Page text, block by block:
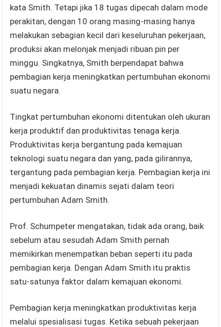
kata Smith. Tetapi jika 18 tugas dipecah dalam mode
perakitan, dengan 10 orang masing-masing hanya
melakukan sebagian kecil dari keseluruhan pekerjaan,
produksi akan melonjak menjadi ribuan pin per
minggu. Singkatnya, Smith berpendapat bahwa
pembagian kerja meningkatkan pertumbuhan ekonomi
suatu negara.
Tingkat pertumbuhan ekonomi ditentukan oleh ukuran
kerja produktif dan produktivitas tenaga kerja.
Produktivitas kerja bergantung pada kemajuan
teknologi suatu negara dan yang, pada gilirannya,
tergantung pada pembagian kerja. Pembagian kerja ini
menjadi kekuatan dinamis sejati dalam teori
pertumbuhan Adam Smith.
Prof. Schumpeter mengatakan, tidak ada orang, baik
sebelum atau sesudah Adam Smith pernah
memikirkan menempatkan beban seperti itu pada
pembagian kerja. Dengan Adam Smith itu praktis
satu-satunya faktor dalam kemajuan ekonomi.
Pembagian kerja meningkatkan produktivitas kerja
melalui spesialisasi tugas. Ketika sebuah pekerjaan